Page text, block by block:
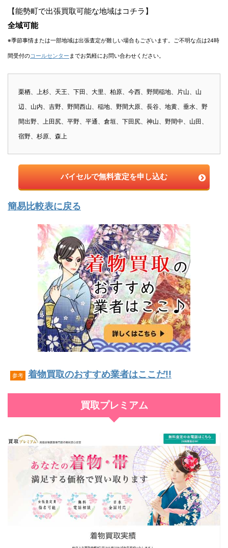
【能勢町で出張買取可能な地域はコチラ】
全域可能
※季節事情または一部地域は出張査定が難しい場合もございます。ご不明な点は24時
間受付のコールセンター までお気軽にお問い合わせください。
栗栖、上杉、天王、下田、大里、柏原、今西、野間稲地、片山、山
辺、山内、吉野、野間西山、稲地、野間大原、長谷、地黄、垂水、野
間出野、上田尻、平野、平通、倉垣、下田尻、神山、野間中、山田、
宿野、杉原、森上
バイセルで無料査定を申し込む
簡易比較表に戻る
参考 着物買取のおすすめ業者はここだ!!
買取プレミアム